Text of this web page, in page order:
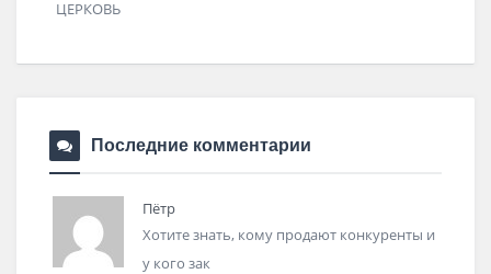
Последние комментарии
Пётр
Хотите знать, кому продают конкуренты и
у кого зак